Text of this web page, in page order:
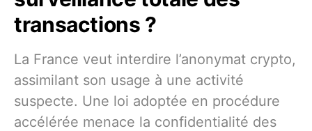
transactions ?
La France veut interdire l’anonymat crypto,
assimilant son usage à une activité
suspecte. Une loi adoptée en procédure
accélérée menace la confidentialité des